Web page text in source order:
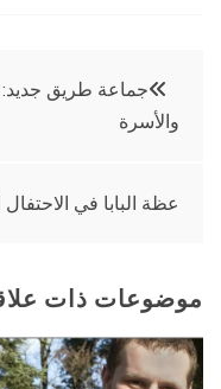
تصفّح
المقالات
جماعة طريق جديد:
والأسرة
عظة البابا في
موضوعات ذات